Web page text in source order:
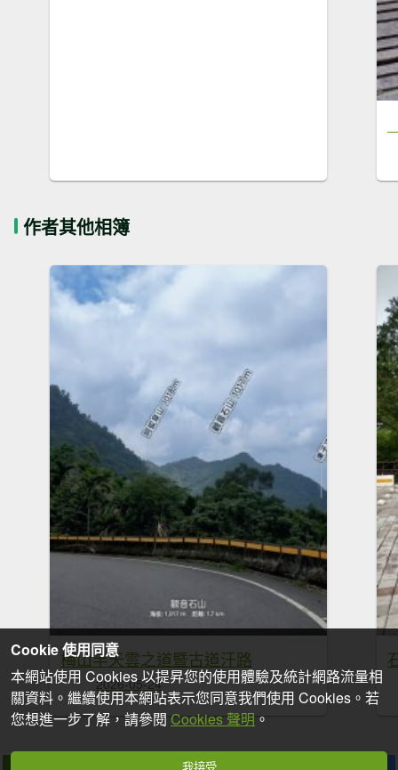
作者其他相簿
梅山半天雲之道暨古道汗路
2026-05-24
Cookie 使用同意
本網站使用 Cookies 以提昇您的使用體驗及統計網路流量相
關資料。繼續使用本網站表示您同意我們使用 Cookies。若
您想進一步了解，請參閱 Cookies 聲明 。